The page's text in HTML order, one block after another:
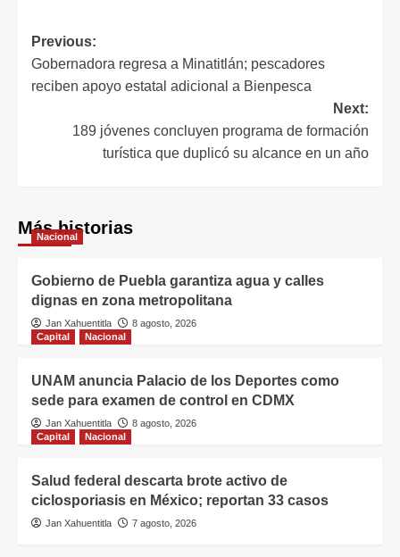
Previous:
Gobernadora regresa a Minatitlán; pescadores
reciben apoyo estatal adicional a Bienpesca
Next:
189 jóvenes concluyen programa de formación
turística que duplicó su alcance en un año
Más historias
Nacional
Gobierno de Puebla garantiza agua y calles
dignas en zona metropolitana
Jan Xahuentitla
8 agosto, 2026
Capital
Nacional
UNAM anuncia Palacio de los Deportes como
sede para examen de control en CDMX
Jan Xahuentitla
8 agosto, 2026
Capital
Nacional
Salud federal descarta brote activo de
ciclosporiasis en México; reportan 33 casos
Jan Xahuentitla 7 agosto, 2026